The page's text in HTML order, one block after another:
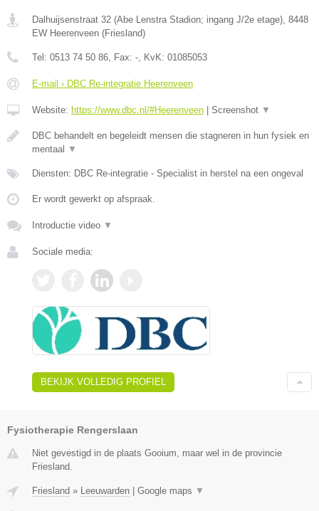
Dalhuijsenstraat 32 (Abe Lenstra Stadion; ingang J/2e etage), 8448
EW Heerenveen (Friesland)
Tel: 0513 74 50 86, Fax: -, KvK: 01085053
E-mail › DBC Re-integratie Heerenveen
Website: https://www.dbc.nl/#Heerenveen Screenshot ▼
DBC behandelt en begeleidt mensen die stagneren in hun fysiek en
mentaal
▼
Diensten: DBC Re-integratie - Specialist in herstel na een ongeval
Er wordt gewerkt op afspraak.
Introductie video ▼
Sociale media:
BEKIJK VOLLEDIG PROFIEL
Fysiotherapie Rengerslaan
Niet gevestigd in de plaats Gooium, maar wel in de provincie
Friesland.
Friesland » Leeuwarden Google maps ▼